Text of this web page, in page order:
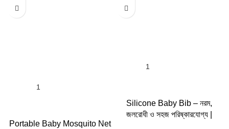
Portable Baby Mosquito Net
Silicone Baby Bib – নরম,
জলরোধী ও সহজ পরিষ্কারযোগ্য |